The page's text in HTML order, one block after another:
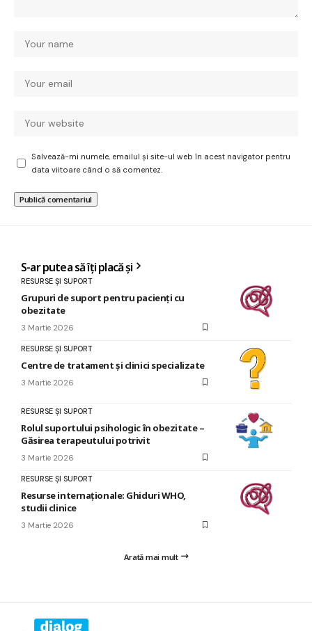
Salvează-mi numele, emailul și site-ul web în acest navigator pentru
data viitoare când o să comentez.
S-ar putea să îți placă și
RESURSE ȘI SUPORT
Grupuri de suport pentru pacienți cu
obezitate
3 Martie 2026
RESURSE ȘI SUPORT
Centre de tratament și clinici specializate
3 Martie 2026
RESURSE ȘI SUPORT
Rolul suportului psihologic în obezitate –
Găsirea terapeutului potrivit
3 Martie 2026
RESURSE ȘI SUPORT
Resurse internaționale: Ghiduri WHO,
studii clinice
3 Martie 2026
Arată mai mult